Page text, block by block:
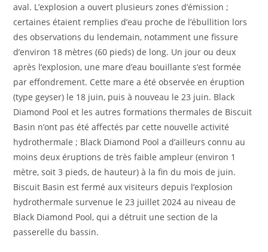
aval. L’explosion a ouvert plusieurs zones d’émission ;
certaines étaient remplies d’eau proche de l’ébullition lors
des observations du lendemain, notamment une fissure
d’environ 18 mètres (60 pieds) de long. Un jour ou deux
après l’explosion, une mare d’eau bouillante s’est formée
par effondrement. Cette mare a été observée en éruption
(type geyser) le 18 juin, puis à nouveau le 23 juin. Black
Diamond Pool et les autres formations thermales de Biscuit
Basin n’ont pas été affectés par cette nouvelle activité
hydrothermale ; Black Diamond Pool a d’ailleurs connu au
moins deux éruptions de très faible ampleur (environ 1
mètre, soit 3 pieds, de hauteur) à la fin du mois de juin.
Biscuit Basin est fermé aux visiteurs depuis l’explosion
hydrothermale survenue le 23 juillet 2024 au niveau de
Black Diamond Pool, qui a détruit une section de la
passerelle du bassin.